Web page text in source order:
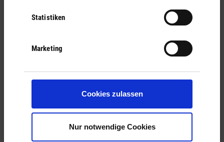
Statistiken
Marketing
Cookies zulassen
Nur notwendige Cookies
Google Maps
Vereinshaus Oberkalbach